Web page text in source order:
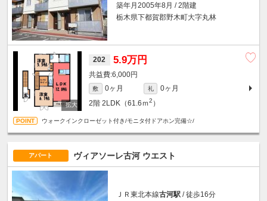
築年月2005年8月 / 2階建
栃木県下都賀郡野木町大字丸林
202 5.9万円
6,000円
敷 0ヶ月 礼
0ヶ月
2階 2LDK（61.6ｍ2 ）
ウォークインクローゼット付き/モニタ付ドアホン完備☆/
アパート ヴィアソーレ古河 ウエスト
ＪＲ東北本線古河駅 / 徒歩16分